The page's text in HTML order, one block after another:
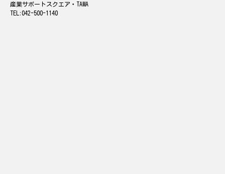
産業サポートスクエア・TAMA
042-500-1140